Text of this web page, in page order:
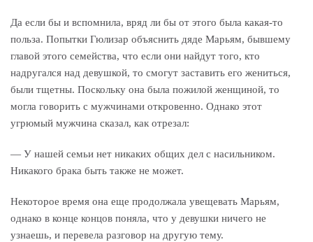
Да если бы и вспомнила, вряд ли бы от этого была какая-то
польза. Попытки Гюлизар объяснить дяде Марьям, бывшему
главой этого семейства, что если они найдут того, кто
надругался над девушкой, то смогут заставить его жениться,
были тщетны. Поскольку она была пожилой женщиной, то
могла говорить с мужчинами откровенно. Однако этот
угрюмый мужчина сказал, как отрезал:
— У нашей семьи нет никаких общих дел с насильником.
Никакого брака быть также не может.
Некоторое время она еще продолжала увещевать Марьям,
однако в конце концов поняла, что у девушки ничего не
узнаешь, и перевела разговор на другую тему.